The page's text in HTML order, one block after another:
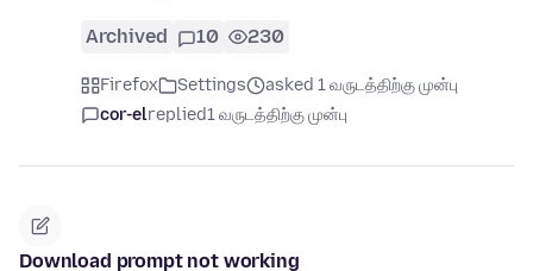
Archived 10 230
Firefox Settings
asked 1 வருடத்திற்கு முன்பு
cor-elreplied1 வருடத்திற்கு முன்பு
Download prompt not working